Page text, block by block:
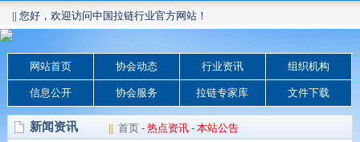
|| 您好，欢迎访问中国拉链行业官方网站！
网站首页 协会动态 行业资讯 组织机构
信息公开 协会服务 拉链专家库 文件下载
新闻资讯 || 首页- 热点资讯- 本站公告